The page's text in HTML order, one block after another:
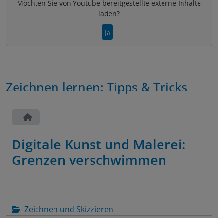
Möchten Sie von Youtube bereitgestellte externe Inhalte
laden?
Ja
Zeichnen lernen: Tipps & Tricks
Digitale Kunst und Malerei:
Grenzen verschwimmen
Zeichnen und Skizzieren